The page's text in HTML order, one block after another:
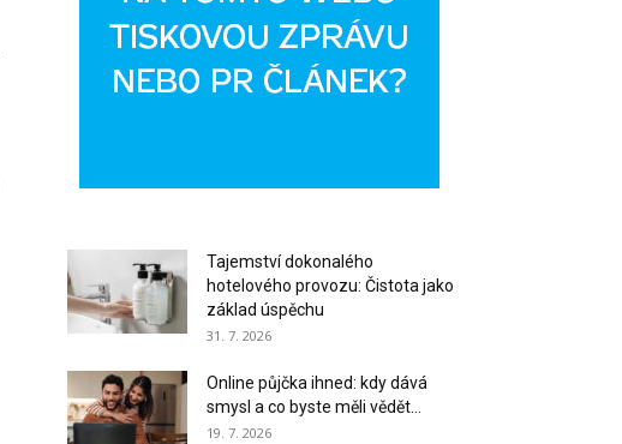
Tajemství dokonalého
hotelového provozu: Čistota jako
základ úspěchu
31. 7. 2026
Online půjčka ihned: kdy dává
smysl a co byste měli vědět...
19. 7. 2026